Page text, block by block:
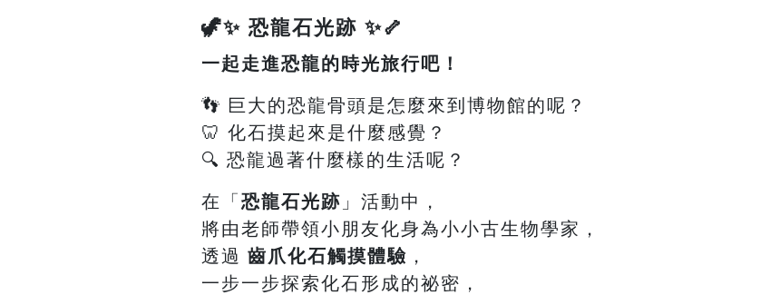
🦖✨ 恐龍石光跡 ✨🦴
一起走進恐龍的時光旅行吧！
👣 巨大的恐龍骨頭是怎麼來到博物館的呢？
🦷 化石摸起來是什麼感覺？
🔍 恐龍過著什麼樣的生活呢？
在「 恐龍石光跡 」活動中，
將由老師帶領小朋友化身為小小古生物學家，
透過 齒爪化石觸摸體驗 ，
一步一步探索化石形成的祕密，